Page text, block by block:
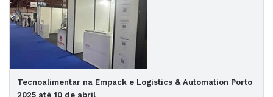
Tecnoalimentar na Empack e Logistics & Automation Porto
2025 até 10 de abril